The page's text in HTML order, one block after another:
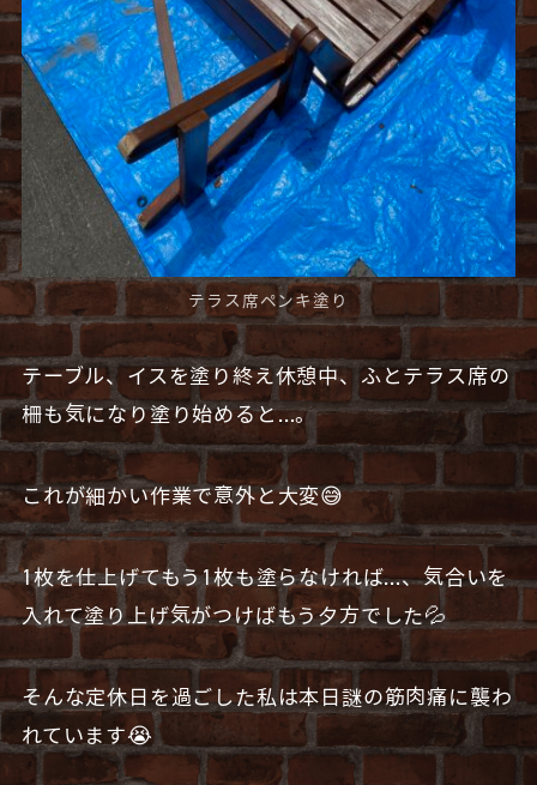
テラス席ペンキ塗り
テーブル、イスを塗り終え休憩中、ふとテラス席の
柵も気になり塗り始めると…。
これが細かい作業で意外と大変😅
1枚を仕上げてもう1枚も塗らなければ…、気合いを
入れて塗り上げ気がつけばもう夕方でした💦
そんな定休日を過ごした私は本日謎の筋肉痛に襲わ
れています😭